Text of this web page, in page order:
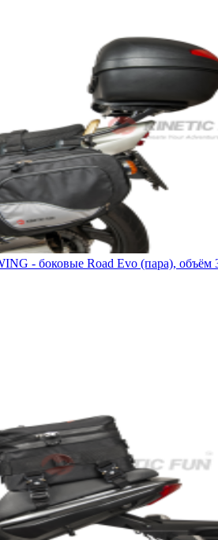
- боковые Road Evo (пара), объём